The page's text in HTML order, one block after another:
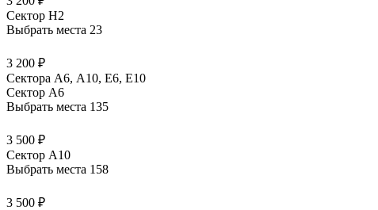
Сектор H2
Выбрать места 23
3 200 ₽
Сектора А6, А10, Е6, Е10
Сектор A6
Выбрать места 135
3 500 ₽
Сектор A10
Выбрать места 158
3 500 ₽